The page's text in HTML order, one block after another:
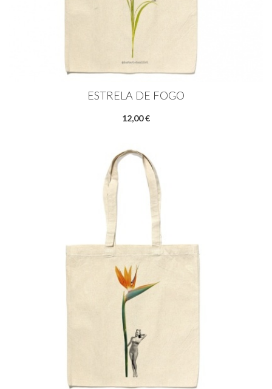
ESTRELA DE FOGO
12,00 €